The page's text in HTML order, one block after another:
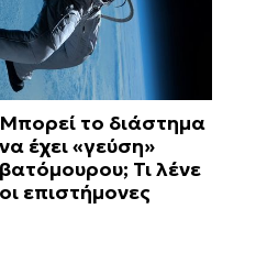
Μπορεί το διάστημα
να έχει «γεύση»
βατόμουρου; Τι λένε
οι επιστήμονες